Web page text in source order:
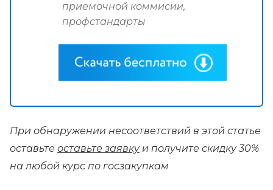
приемочной коммисии,
профстандарты
При обнаружении несоответствий в этой статье
оставьте оставьте заявкуи получите скидку 30%
на любой курс по госзакупкам